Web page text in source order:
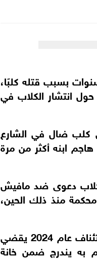
أربع سنوات بسبب قتله كلبًا،
انتشار الكلاب في
على كلب ضال في الشارع
ابنه أكثر من مرة
دعوى ضد مافيش
منذ ذلك الحين،
وحصل مافيش خلال تلك المحاكمة الطويلة وهو طليق على حكم استئناف عام 2024 يقضي
به يندرج ضمن خانة